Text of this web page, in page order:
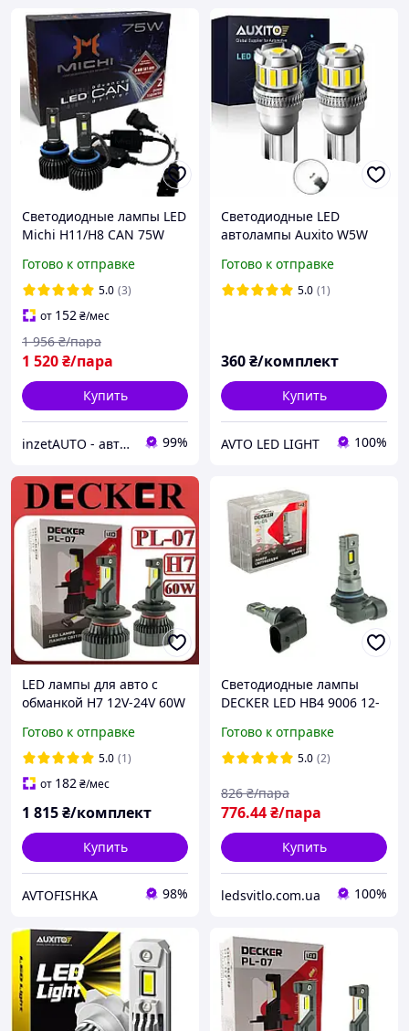
Светодиодные лампы LED
Michi Н11/H8 CAN 75W
Готово к отправке
5.0 (3)
от 152₴/мес
1 520₴/пара
1 956 ₴/пара
Купить
inzetAUTO - автосигнализация автомузыка автосвет 99%
Светодиодные LED
автолампы Auxito W5W
Готово к отправке
5.0 (1)
360₴/комплект
Купить
AVTO LED LIGHT 100%
LED лампы для авто с
обманкой H7 12V-24V 60W
DECKER PL-07
Готово к отправке
5.0 (1)
от 182₴/мес
1 815₴/комплект
Купить
AVTOFISHKA 98%
Светодиодные лампы
DECKER LED HB4 9006 12-
5000K автомобильные
(комплект 2шт)
Готово к отправке
5.0 (2)
776.44₴/пара
826 ₴/пара
Купить
ledsvitlo.com.ua 100%